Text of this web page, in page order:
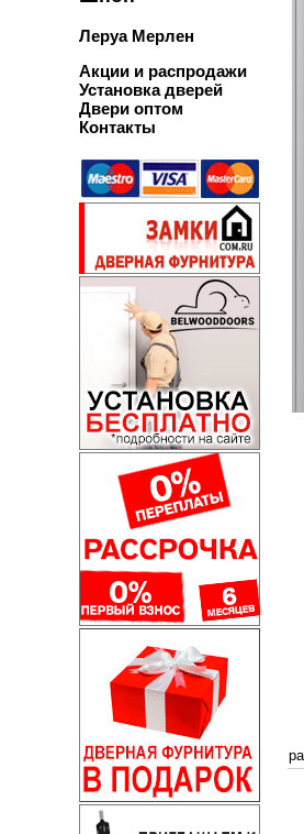
Леруа Мерлен
Акции и распродажи
Установка дверей
Двери оптом
Контакты